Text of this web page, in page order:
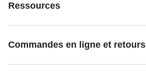
Ressources
Commandes en ligne et retours